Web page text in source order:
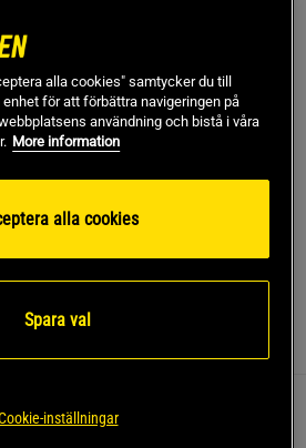
tillfälligt slut i lager. Få en notifikation
finns i lager.
moderna atleten.
designade för att ge både
alla cookies" samtycker du till
enhet för att förbättra navigeringen på
användning och bistå i våra
More information
alla cookies
Spara val
inställningar